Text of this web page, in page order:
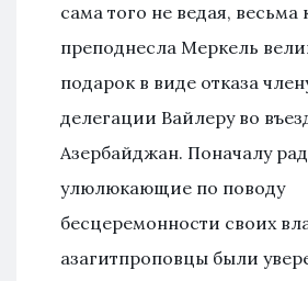
сама того не ведая, весьма
преподнесла Меркель
подарок в виде отказа
делегации Вайлеру во
Азербайджан. Поначалу
улюлюкающие по поводу
бесцеремонности своих
азагитпроповцы были